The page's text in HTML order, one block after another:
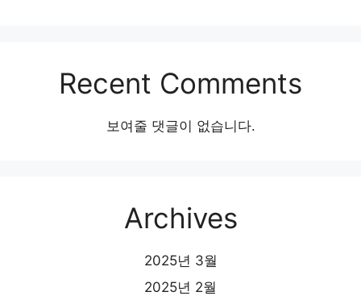
Recent Comments
보여줄 댓글이 없습니다.
Archives
2025년 3월
2025년 2월